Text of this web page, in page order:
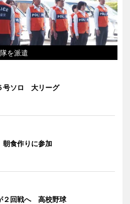
を派遣
号ソロ 大リーグ
朝食作りに参加
２回戦へ 高校野球